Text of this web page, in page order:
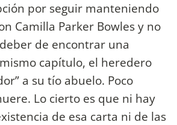
por seguir manteniendo
Camilla Parker Bowles y no
de encontrar una
capítulo, el heredero
a su tío abuelo. Poco
Lo cierto es que ni hay
de esa carta ni de las